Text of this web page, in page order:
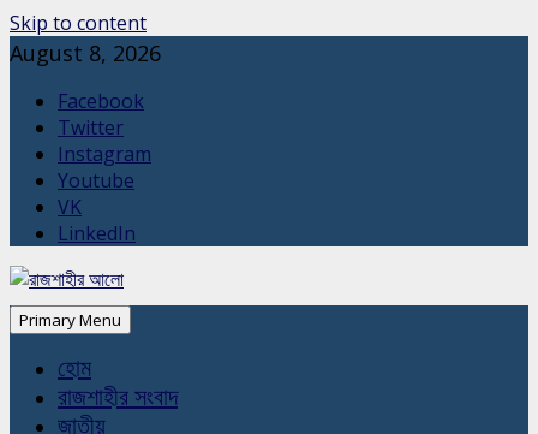
Skip to content
August 8, 2026
Facebook
Twitter
Instagram
Youtube
VK
LinkedIn
Primary Menu
হোম
রাজশাহীর সংবাদ
জাতীয়